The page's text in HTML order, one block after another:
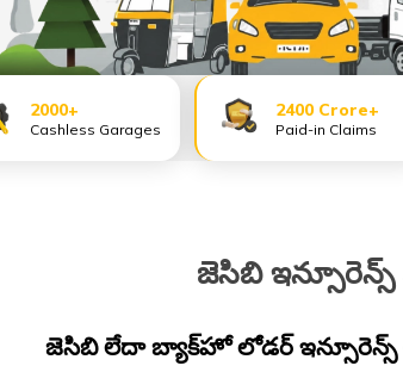
2000+
Cashless Garages
2400 Crore+
Paid-in Claims
జెసిబి
జెసిబి లేదా బ్యాక్‌హో లోడర్